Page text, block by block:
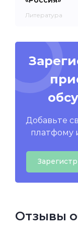
Литература
Добавьте
платфому
Отзывы